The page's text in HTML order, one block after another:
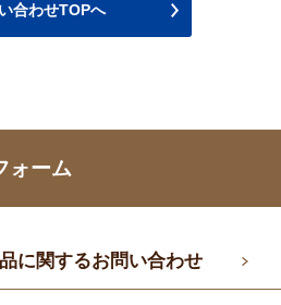
合わせTOPへ
ォーム
に関するお問い合わせ